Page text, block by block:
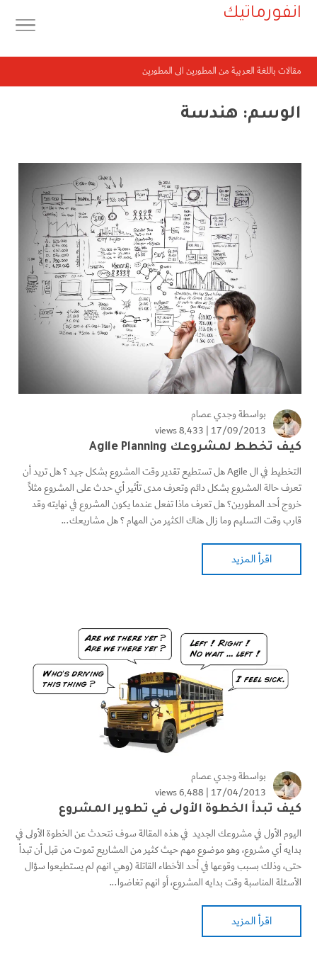
انفورماتيك
مقالات باللغة العربية من المطورين الى المطورين
الوسم: هندسة
بواسطةوجدي عصام
17/09/2013 | 8٬433 views
كيف تخطط لمشروعك Agile Planning
التخطيط في ال Agile هل تستطيع تقدير وقت المشروع بشكل جيد ؟ هل تريد أن
تعرف حالة المشروع بشكل دائم وتعرف مدى تأثير أي حدث على المشروع مثلاً
خروج أحد المطورين؟ هل تعرف ماذا تفعل عندما يكون المشروع في نهايته وقد
قارب وقت التسليم وما زال هناك الكثير من المهام ؟ هل مشاريعك...
اقرأ المزيد
بواسطةوجدي عصام
17/04/2013 | 6٬488 views
كيف تبدأ الخطوة الأولى في تطوير المشروع
اليوم الأول في مشروعك الجديد في هذه المقالة سوف نتحدث عن الخطوة الأولى في
بدايه أي مشروع، وهو موضوع مهم حيث كثير من المشاريع تموت من قبل أن تبدأ
حتى، وذلك بسبب وقوعها في أحد الأخطاء القاتلة (وهي انهم لم يستطيعوا سؤال
الأسئلة المناسبة وقت بدايه المشروع، أو انهم تغاضوا...
اقرأ المزيد